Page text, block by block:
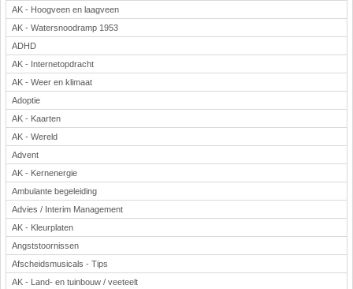
AK - Hoogveen en laagveen
AK - Watersnoodramp 1953
ADHD
AK - Internetopdracht
AK - Weer en klimaat
Adoptie
AK - Kaarten
AK - Wereld
Advent
AK - Kernenergie
Ambulante begeleiding
Advies / Interim Management
AK - Kleurplaten
Angststoornissen
Afscheidsmusicals - Tips
AK - Land- en tuinbouw / veeteelt